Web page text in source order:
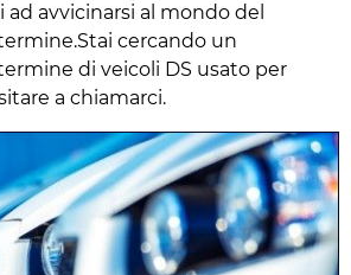
avvicinarsi al mondo del
cercando un
di veicoli DS usato per
a chiamarci.